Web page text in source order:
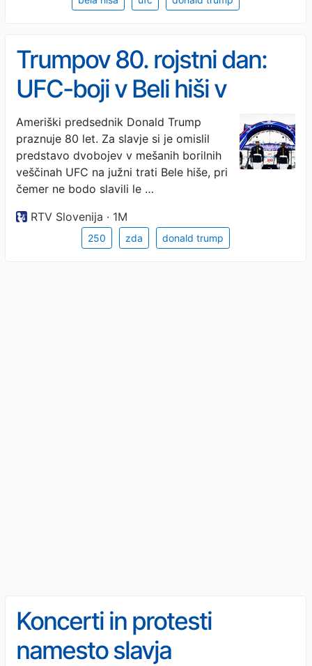
Trumpov 80. rojstni dan:
UFC-boji v Beli hiši v
znamenju ameriškega
domoljubja
Ameriški predsednik Donald Trump
praznuje 80 let. Za slavje si je omislil
predstavo dvobojev v mešanih borilnih
veščinah UFC na južni trati Bele hiše, pri
čemer ne bodo slavili le …
RTV Slovenija · 1M
250 zda donald trump
Koncerti in protesti
namesto slavja